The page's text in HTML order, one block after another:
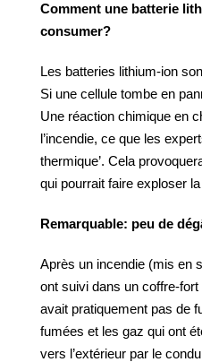
Comment une batterie
consumer?
Les batteries lithium-ion
Si une cellule tombe en
Une réaction chimique en
l’incendie, ce que les
thermique’. Cela
qui pourrait faire exploser
Remarquable: peu de
Après un incendie (mis en
ont suivi dans un coffre-fort
avait pratiquement pas de
fumées et les gaz qui ont
vers l’extérieur par le